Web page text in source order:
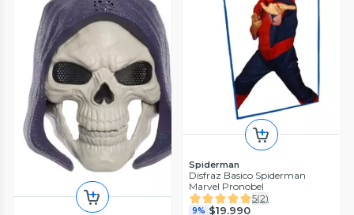
Spiderman
Disfraz Basico Spiderman
Marvel Pronobel
5(2)
9% $19.990